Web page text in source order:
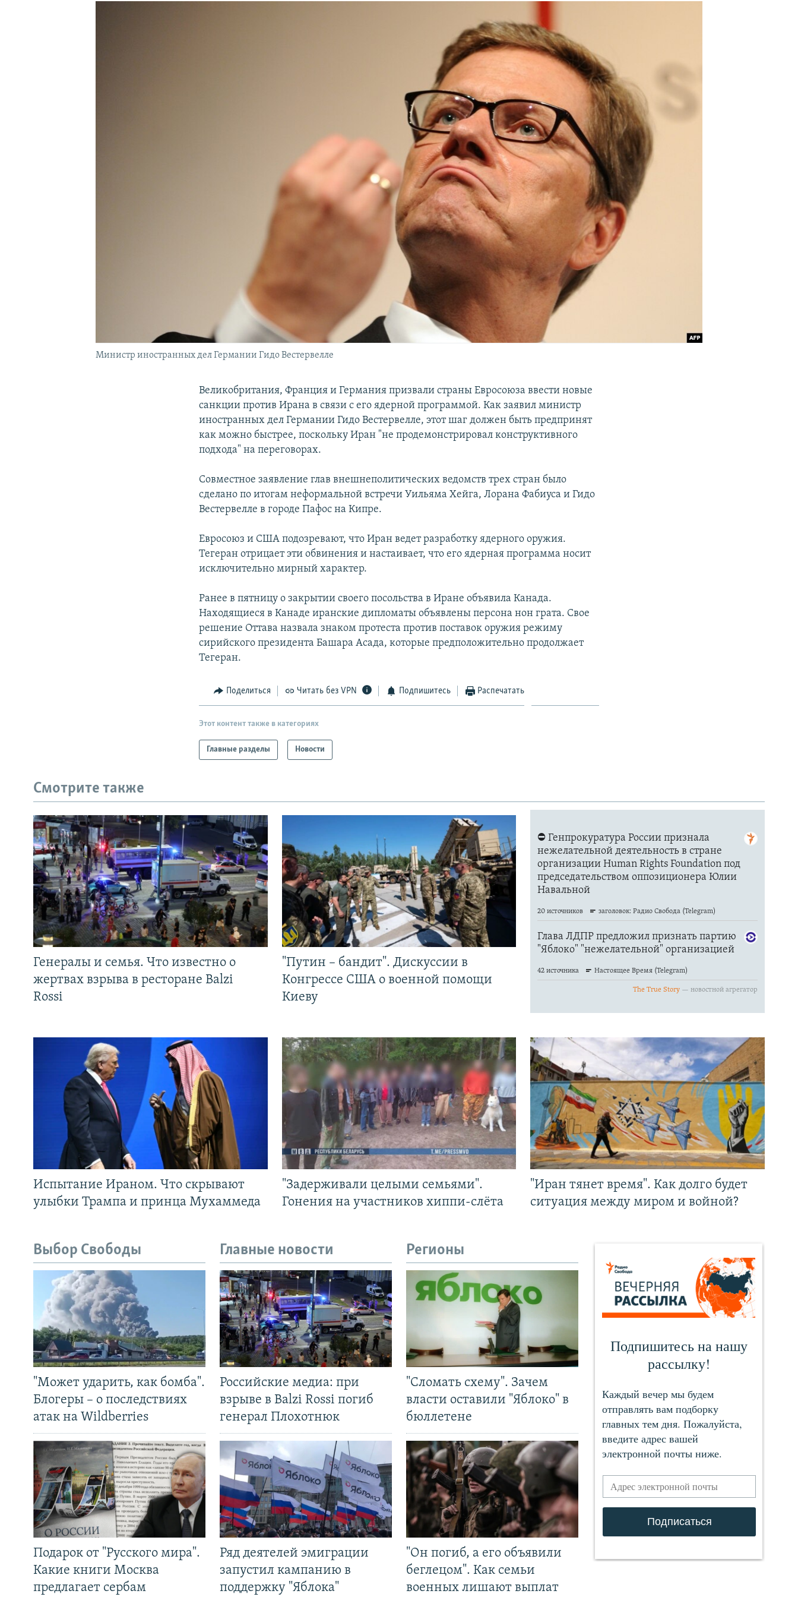
Министр иностранных дел Германии Гидо Вестервелле
Великобритания, Франция и Германия призвали страны Евросоюза ввести новые
санкции против Ирана в связи с его ядерной программой. Как заявил министр
иностранных дел Германии Гидо Вестервелле, этот шаг должен быть предпринят
как можно быстрее, поскольку Иран "не продемонстрировал конструктивного
подхода" на переговорах.
Совместное заявление глав внешнеполитических ведомств трех стран было
сделано по итогам неформальной встречи Уильяма Хейга, Лорана Фабиуса и Гидо
Вестервелле в городе Пафос на Кипре.
Евросоюз и США подозревают, что Иран ведет разработку ядерного оружия.
Тегеран отрицает эти обвинения и настаивает, что его ядерная программа носит
исключительно мирный характер.
Ранее в пятницу о закрытии своего посольства в Иране объявила Канада.
Находящиеся в Канаде иранские дипломаты объявлены персона нон грата. Свое
решение Оттава назвала знаком протеста против поставок оружия режиму
сирийского президента Башара Асада, которые предположительно продолжает
Тегеран.
Поделиться Читать без VPN Подпишитесь Распечатать
Этот контент также в категориях
Главные разделы Новости
Смотрите также
Генералы и семья. Что известно о
жертвах взрыва в ресторане Balzi
Rossi
"Путин – бандит". Дискуссии в
Конгрессе США о военной помощи
Киеву
Испытание Ираном. Что скрывают
улыбки Трампа и принца Мухаммеда
"Задерживали целыми семьями".
Гонения на участников хиппи-слёта
"Иран тянет время". Как долго будет
ситуация между миром и войной?
Выбор Свободы
"Может ударить, как бомба".
Блогеры – о последствиях
атак на Wildberries
Подарок от "Русского мира".
Какие книги Москва
предлагает сербам
Главные новости
Российские медиа: при
взрыве в Balzi Rossi погиб
генерал Плохотнюк
Ряд деятелей эмиграции
запустил кампанию в
поддержку "Яблока"
Регионы
"Сломать схему". Зачем
власти оставили "Яблоко" в
бюллетене
"Он погиб, а его объявили
беглецом". Как семьи
военных лишают выплат